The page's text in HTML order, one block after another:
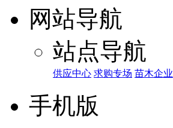
网站导航
站点导航
供应中心 求购专场 苗木企业
手机版